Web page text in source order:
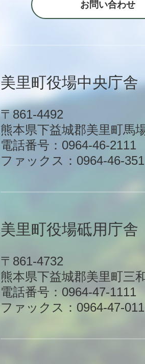
お問い合わせ
美里町役場中央庁舎
〒861-4492
熊本県下益城郡美里町馬
電話番号：0964-46-2111
ファックス：0964-46-
美里町役場砥用庁舎
〒861-4732
熊本県下益城郡美里町三
電話番号：0964-47-1111
ファックス：0964-47-